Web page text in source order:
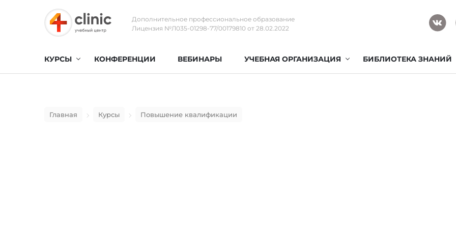
Дополнительное профессиональное образование
Лицензия №Л035-01298-77/00179810 от 28.02.2022
КУРСЫ КОНФЕРЕНЦИИ ВЕБИНАРЫ УЧЕБНАЯ ОРГАНИЗАЦИЯ БИБЛИОТЕКА ЗНАНИЙ
Главная Курсы Повышение квалификации